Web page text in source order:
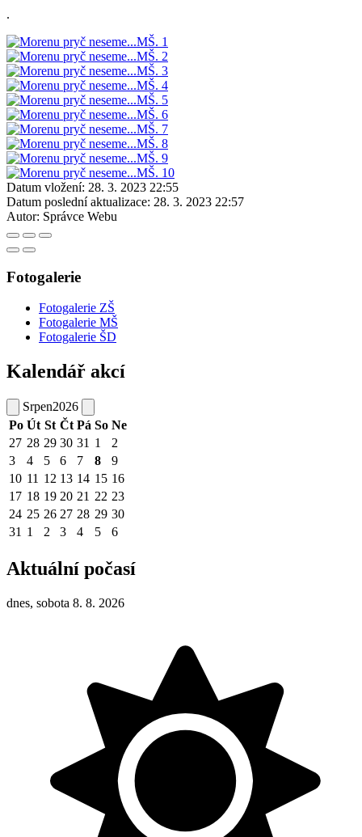
.
Datum vložení: 28. 3. 2023 22:55
Datum poslední aktualizace: 28. 3. 2023 22:57
Autor: Správce Webu
Fotogalerie
Fotogalerie ZŠ
Fotogalerie MŠ
Fotogalerie ŠD
Kalendář akcí
Srpen2026
Po Út St Čt Pá So Ne
27 28 29 30 31 1
2
3
4 5 6 7 8
9
10 11 12 13 14 15 16
17 18 19 20 21 22 23
24 25 26 27 28 29 30
31 1 2 3 4 5 6
Aktuální počasí
dnes, sobota 8. 8. 2026